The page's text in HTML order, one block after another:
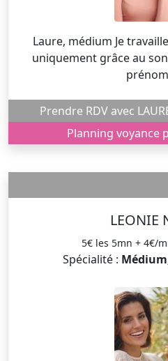
Laure, médium Je
uniquement grâce au
Planning voyance
LEONIE
5€ les 5mn + 4€/
Spécialité :